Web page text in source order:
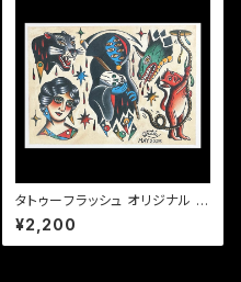
タトゥーフラッシュ オリジナル B
4サイズ ラッドメイク 2025'NE
W TATTOO FLASH-LIMITE
D50 No.13
¥2,200